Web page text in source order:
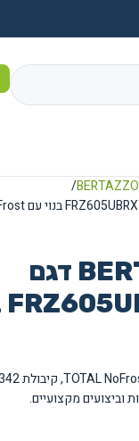
מקפיא BERTAZZONI דגם
וביצועים מקצועיים.